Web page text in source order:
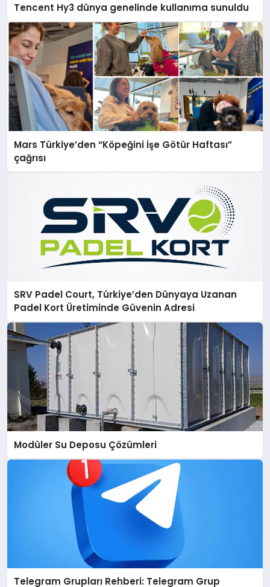
Tencent Hy3 dünya genelinde kullanıma sunuldu
Mars Türkiye’den “Köpeğini İşe Götür Haftası”
çağrısı
SRV Padel Court, Türkiye’den Dünyaya Uzanan
Padel Kort Üretiminde Güvenin Adresi
Modüler Su Deposu Çözümleri
Telegram Grupları Rehberi: Telegram Grup